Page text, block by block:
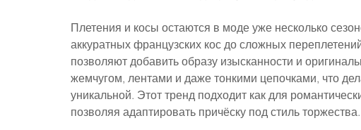
Плетения и косы остаются в моде уже несколько
аккуратных французских кос до сложных
позволяют добавить образу изысканности и
жемчугом, лентами и даже тонкими цепочками, что
уникальной. Этот тренд подходит как для
позволяя адаптировать причёску под стиль торжества.